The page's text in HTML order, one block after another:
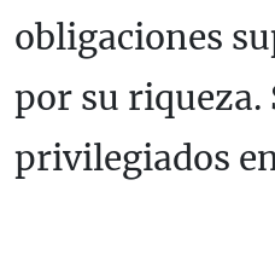
obligaciones
por su riqueza.
privilegiados